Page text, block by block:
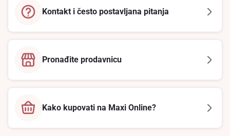
Kontakt i često postavljana pitanja
Pronađite prodavnicu
Kako kupovati na Maxi Online?